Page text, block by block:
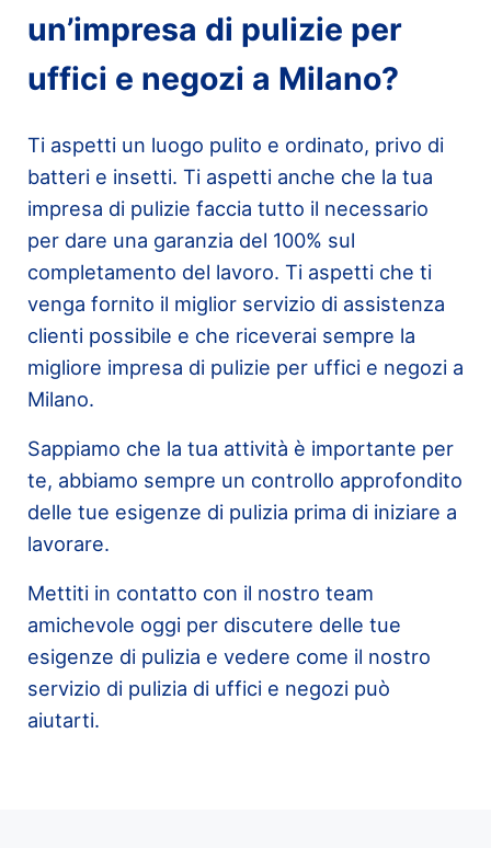
un’impresa di pulizie per
uffici e negozi a Milano?
Ti aspetti un luogo pulito e ordinato, privo di
batteri e insetti. Ti aspetti anche che la tua
impresa di pulizie faccia tutto il necessario
per dare una garanzia del 100% sul
completamento del lavoro. Ti aspetti che ti
venga fornito il miglior servizio di assistenza
clienti possibile e che riceverai sempre la
migliore impresa di pulizie per uffici e negozi a
Milano.
Sappiamo che la tua attività è importante per
te, abbiamo sempre un controllo approfondito
delle tue esigenze di pulizia prima di iniziare a
lavorare.
Mettiti in contatto con il nostro team
amichevole oggi per discutere delle tue
esigenze di pulizia e vedere come il nostro
servizio di pulizia di uffici e negozi può
aiutarti.